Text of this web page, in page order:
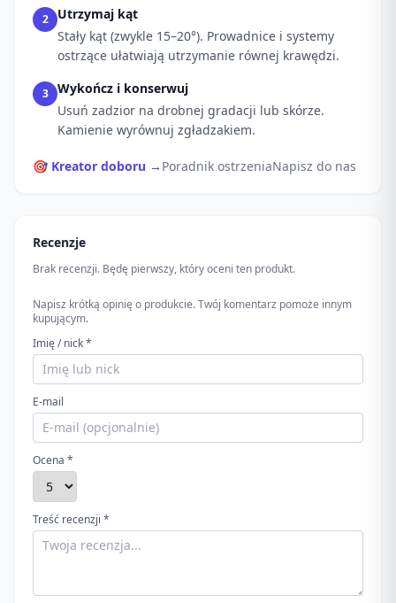
2
Utrzymaj kąt
Stały kąt (zwykle 15–20°). Prowadnice i systemy
ostrzące ułatwiają utrzymanie równej krawędzi.
3
Wykończ i konserwuj
Usuń zadzior na drobnej gradacji lub skórze.
Kamienie wyrównuj zgładzakiem.
🎯 Kreator doboru → Poradnik ostrzeniaNapisz do nas
Recenzje
Brak recenzji. Będę pierwszy, który oceni ten produkt.
Napisz krótką opinię o produkcie. Twój komentarz pomoże innym
kupującym.
Imię / nick *
E-mail
Ocena *
Treść recenzji *